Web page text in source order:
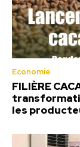
Economie
FILIÈRE
les